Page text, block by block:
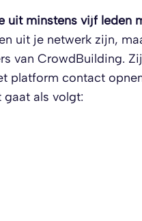
uit minstens vijf leden
uit je netwerk zijn,
van CrowdBuilding.
platform contact
als volgt: